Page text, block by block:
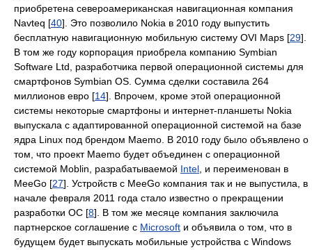
приобретена североамериканская навигационная компания
Navteq [40]. Это позволило Nokia в 2010 году выпустить
бесплатную навигационную мобильную систему OVI Maps [29].
В том же году корпорация приобрела компанию Symbian
Software Ltd, разработчика первой операционной системы для
смартфонов Symbian OS. Сумма сделки составила 264
миллионов евро [14]. Впрочем, кроме этой операционной
системы некоторые смартфоны и интернет-планшеты Nokia
выпускала с адаптированной операционной системой на базе
ядра Linux под брендом Maemo. В 2010 году было объявлено о
том, что проект Maemo будет объединен с операционной
системой Moblin, разрабатываемой Intel , и переименован в
MeeGo [27]. Устройств с MeeGo компания так и не выпустила, в
начале февраля 2011 года стало известно о прекращении
разработки ОС [8]. В том же месяце компания заключила
партнерское соглашение с Microsoft и объявила о том, что в
будущем будет выпускать мобильные устройства с Windows